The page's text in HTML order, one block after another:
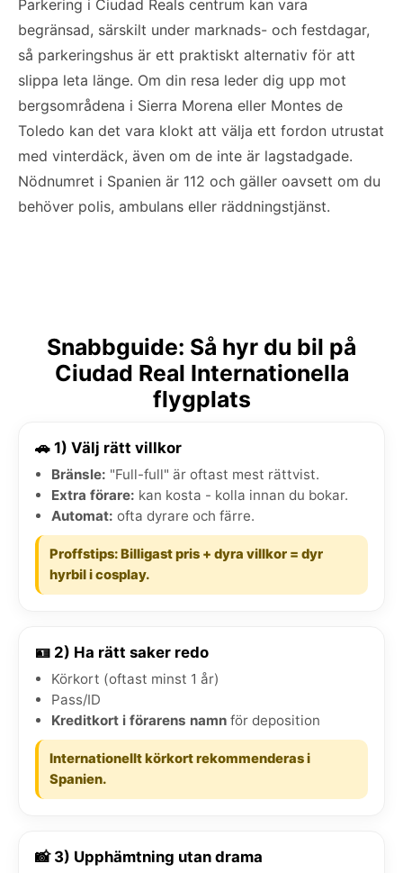
Parkering i Ciudad Reals centrum kan vara
begränsad, särskilt under marknads- och festdagar,
så parkeringshus är ett praktiskt alternativ för att
slippa leta länge. Om din resa leder dig upp mot
bergsområdena i Sierra Morena eller Montes de
Toledo kan det vara klokt att välja ett fordon utrustat
med vinterdäck, även om de inte är lagstadgade.
Nödnumret i Spanien är 112 och gäller oavsett om du
behöver polis, ambulans eller räddningstjänst.
Snabbguide: Så hyr du bil på
Ciudad Real Internationella
flygplats
🚗 1) Välj rätt villkor
Bränsle: "Full-full" är oftast mest rättvist.
Extra förare: kan kosta - kolla innan du bokar.
Automat: ofta dyrare och färre.
Proffstips: Billigast pris + dyra villkor = dyr
hyrbil i cosplay.
🪪 2) Ha rätt saker redo
Körkort (oftast minst 1 år)
Pass/ID
Kreditkort i förarens namn för deposition
Internationellt körkort rekommenderas i
Spanien.
📸 3) Upphämtning utan drama